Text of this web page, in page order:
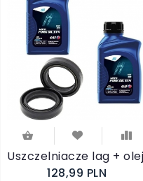
128,99 PLN